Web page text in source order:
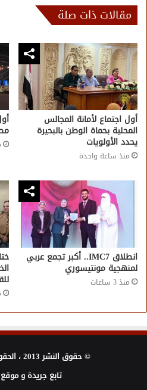
مقالات ذات صلة
أول اجتماع لأمانة المجالس
المحلية بحماة الوطن بالبحيرة
يحدد الأولويات
منذ ساعة واحدة
انطلاق IMC7.. أكبر تجمع عربي
لمنهجية مونتيسوري
منذ 3 ساعات
© حقوق النشر 2013 ، الحقوق محفوظة |
تابع جريدة و